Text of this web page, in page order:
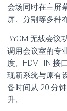
会场同时在主屏
屏、分割等多种
BYOM 无线会议
调用会议室的专
度。HDMI IN 接
现新系统与原有
备时间从 20 分
升。